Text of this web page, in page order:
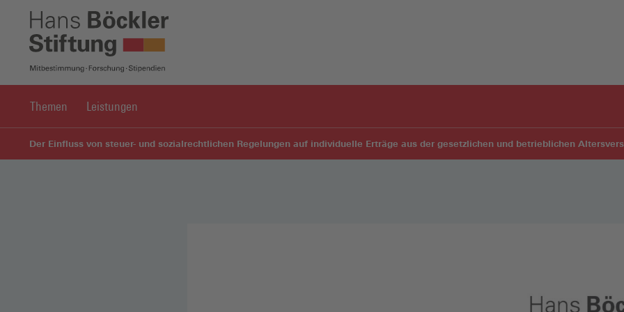
Themen Leistungen
Der Einfluss von steuer- und sozialrechtlichen Regelungen auf individuelle Erträge aus der gesetzlichen und betrieblichen